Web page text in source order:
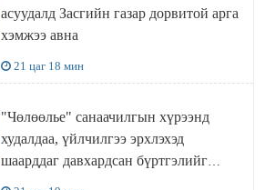
асуудалд Засгийн газар дорвитой арга
хэмжээ авна
21 цаг 18 мин
"Чөлөөлье" санаачилгын хүрээнд
худалдаа, үйлчилгээ эрхлэхэд
шаарддаг давхардсан бүртгэлийг